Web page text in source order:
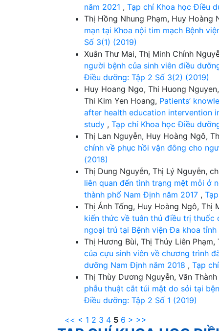
năm 2021 , Tạp chí Khoa học Điều
Thị Hồng Nhung Phạm, Huy Hoàng
mạn tại Khoa nội tim mạch Bệnh
Số 3(1) (2019)
Xuân Thư Mai, Thị Minh Chính
người bệnh của sinh viên điều
Điều dưỡng: Tập 2 Số 3(2) (2019)
Huy Hoang Ngo, Thi Huong
Thi Kim Yen Hoang, Patients’
after health education intervention
study , Tạp chí Khoa học Điều
Thị Lan Nguyễn, Huy Hoàng Ngô,
chính về phục hồi vận đông cho
(2018)
Thị Dung Nguyễn, Thị Lý Nguyễn,
liên quan đến tình trạng mệt mỏi ở
thành phố Nam Định năm 2017 ,
Thị Ánh Tống, Huy Hoàng Ngô, Thị
kiến thức về tuân thủ điều trị thuốc
ngoại trú tại Bệnh viện Đa khoa
Thị Hương Bùi, Thị Thúy Liên
của cựu sinh viên về chương trình
dưỡng Nam Định năm 2018 , Tạp
Thị Thùy Dương Nguyễn, Văn
phẫu thuật cắt túi mật do sỏi tại
Điều dưỡng: Tập 2 Số 1 (2019)
<< < 1 2 3 4 5 6 > >>